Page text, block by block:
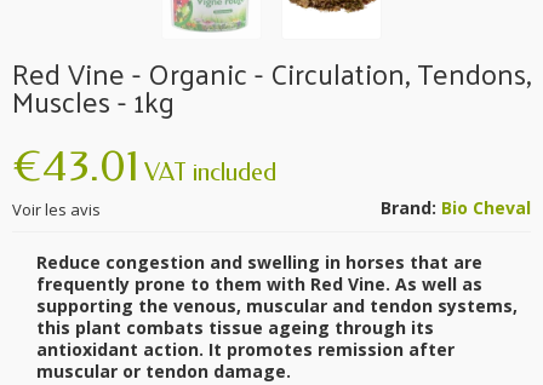
Red Vine - Organic - Circulation, Tendons,
Muscles - 1kg
Brand: Bio Cheval
€43.01 VAT included
Voir les avis
Reduce congestion and swelling in horses that are
frequently prone to them with Red Vine. As well as
supporting the venous, muscular and tendon systems,
this plant combats tissue ageing through its
antioxidant action. It promotes remission after
muscular or tendon damage.